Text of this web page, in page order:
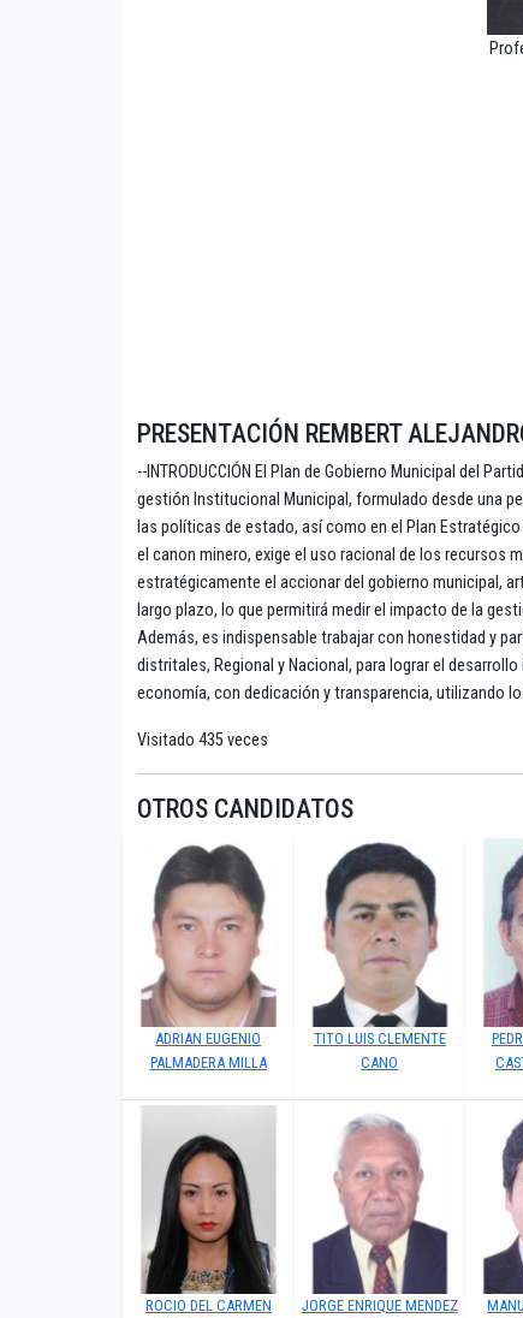
PRESENTACIÓN REMBERT
--INTRODUCCIÓN El Plan de Gobierno Municipal del
gestión Institucional Municipal, formulado desde una
las políticas de estado, así como en el Plan
el canon minero, exige el uso racional de los recursos
estratégicamente el accionar del gobierno municipal,
largo plazo, lo que permitirá medir el impacto de la
Además, es indispensable trabajar con honestidad y
distritales, Regional y Nacional, para lograr el
economía, con dedicación y transparencia, utilizando
Visitado 435 veces
OTROS CANDIDATOS
ADRIAN EUGENIO
PALMADERA MILLA
TITO LUIS CLEMENTE
CANO
ROCIO DEL CARMEN
JORGE ENRIQUE MENDEZ